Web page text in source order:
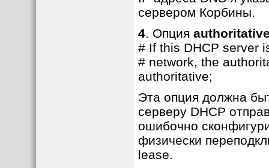
сервером Корбины.
4. Опция
# If this DHCP server
# network, the
authoritative;
Эта опция должна
серверу DHCP
ошибочно
физически
lease.